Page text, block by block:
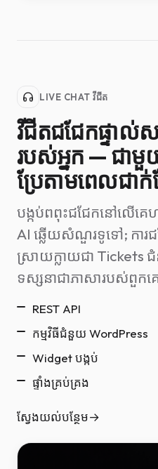
LIVE CHAT វីជីត
វីជីតជជែកផ្ទាល់
របស់អ្នក — ជាមួ
ប្រែតាមពេលជាក់
បង្កប់ពពុះជជែកនៅលើគ
AI ឆ្លើយសំណួរទូទៅ; ការ
ស្រាយក្លាយជា Tickets
ទស្សនាជាភាសារបស់ពួកគ
REST API
កម្មវិធីជំនួយ WordPress
Widget បង្កប់
ផ្ទាំងគ្រប់គ្រង
ស្វែងយល់បន្ថែម